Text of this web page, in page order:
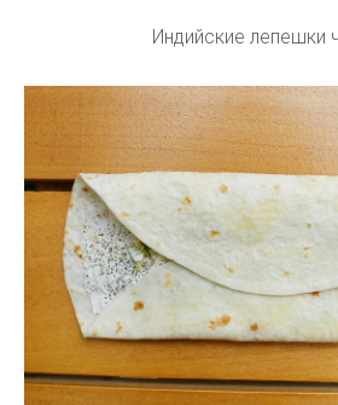
Индийские лепешки